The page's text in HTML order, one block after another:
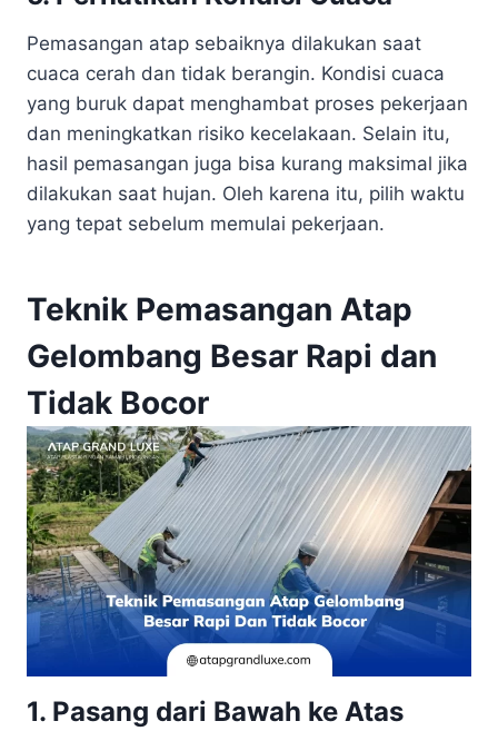
Pemasangan atap sebaiknya dilakukan saat
cuaca cerah dan tidak berangin. Kondisi cuaca
yang buruk dapat menghambat proses pekerjaan
dan meningkatkan risiko kecelakaan. Selain itu,
hasil pemasangan juga bisa kurang maksimal jika
dilakukan saat hujan. Oleh karena itu, pilih waktu
yang tepat sebelum memulai pekerjaan.
Teknik Pemasangan Atap
Gelombang Besar Rapi dan
Tidak Bocor
1. Pasang dari Bawah ke Atas